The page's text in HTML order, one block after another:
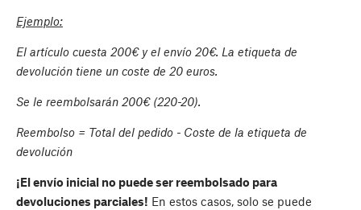
Ejemplo:
El artículo cuesta 200€ y el envío 20€. La etiqueta de
devolución tiene un coste de 20 euros.
Se le reembolsarán 200€ (220-20).
Reembolso = Total del pedido - Coste de la etiqueta de
devolución
¡El envío inicial no puede ser reembolsado para
devoluciones parciales! En estos casos, solo se puede